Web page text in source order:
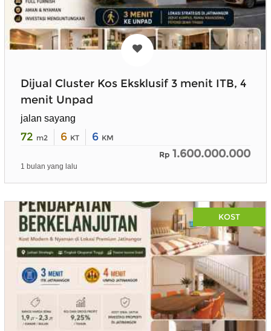
Dijual Cluster Kos Eksklusif 3 menit ITB, 4
menit Unpad
jalan sayang
72 m2 6 KT 6 KM
Rp 1.600.000.000
1 bulan yang lalu
KOST